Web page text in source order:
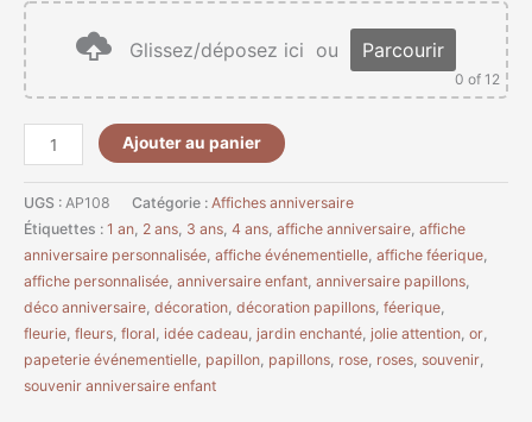
Glissez/déposez ici ou Parcourir
0 of 12
Ajouter au panier
UGS : AP108 Catégorie : Affiches anniversaire
Étiquettes : 1 an 2 ans 3 ans 4 ans affiche anniversaire affiche
anniversaire personnalisée affiche événementielle affiche féerique
affiche personnalisée anniversaire enfant anniversaire papillons
déco anniversaire décoration décoration papillons féerique
fleurie fleurs floral idée cadeau jardin enchanté jolie attention or
papeterie événementielle papillon papillons rose roses souvenir
souvenir anniversaire enfant